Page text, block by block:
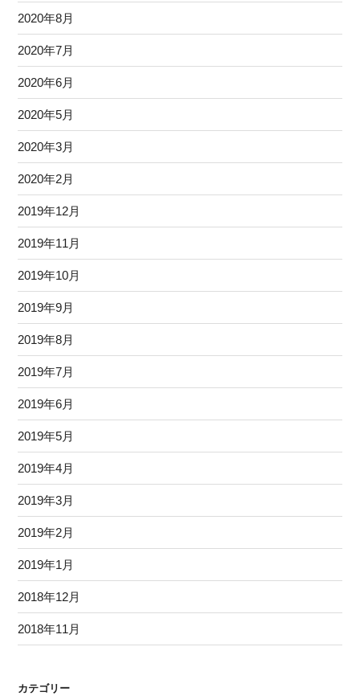
2020年8月
2020年7月
2020年6月
2020年5月
2020年3月
2020年2月
2019年12月
2019年11月
2019年10月
2019年9月
2019年8月
2019年7月
2019年6月
2019年5月
2019年4月
2019年3月
2019年2月
2019年1月
2018年12月
2018年11月
カテゴリー